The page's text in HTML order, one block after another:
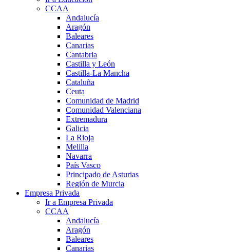
CCAA
Andalucía
Aragón
Baleares
Canarias
Cantabria
Castilla y León
Castilla-La Mancha
Cataluña
Ceuta
Comunidad de Madrid
Comunidad Valenciana
Extremadura
Galicia
La Rioja
Melilla
Navarra
País Vasco
Principado de Asturias
Región de Murcia
Empresa Privada
Ir a Empresa Privada
CCAA
Andalucía
Aragón
Baleares
Canarias